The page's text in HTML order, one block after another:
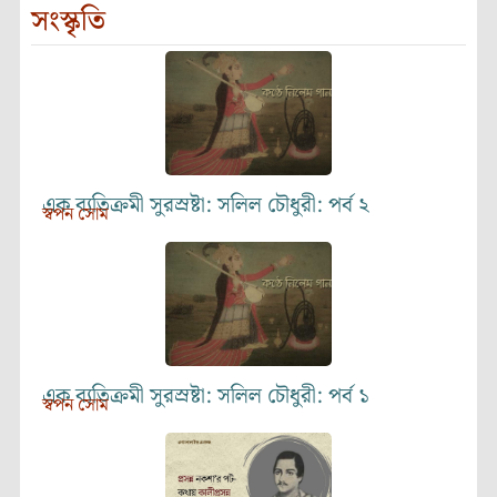
সংস্কৃতি
এক ব্যতিক্রমী সুরস্রষ্টা: সলিল চৌধুরী: পর্ব ২
স্বপন সোম
এক ব্যতিক্রমী সুরস্রষ্টা: সলিল চৌধুরী: পর্ব ১
স্বপন সোম